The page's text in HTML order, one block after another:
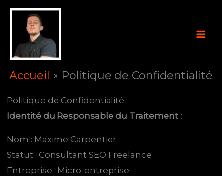
Aller
contenu
Accueil Politique de Confidentialité
Politique de Confidentialité
Identité du Responsable du Traitement :
Nom : Maxime Carpentier
Statut : Consultant SEO Freelance
Entreprise : Micro-entreprise